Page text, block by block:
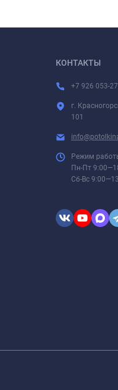
КОНТАКТЫ
+7 926 053-
г.
101
Режим
Пн-Пт
Сб-Вс